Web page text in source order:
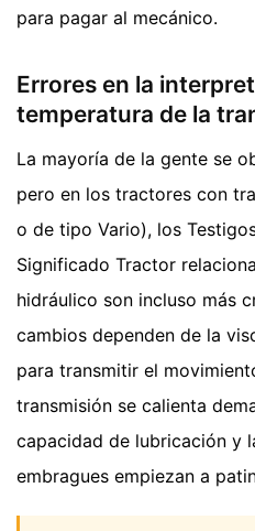
para pagar al mecánico.
Errores en la
temperatura de la
La mayoría de la gente se
pero en los tractores con
o de tipo Vario), los
Significado Tractor
hidráulico son incluso más
cambios dependen de la
para transmitir el
transmisión se calienta
capacidad de lubricación y
embragues empiezan a